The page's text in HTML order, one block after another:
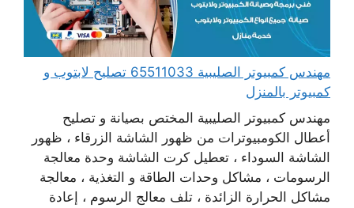
مهندس كمبيوتر الصليبية 65511033 تصليح لابتوب و
كمبيوتر بالمنزل
مهندس كمبيوتر الصليبية المختص بصيانة و تصليح
أعطال الكومبيوترات من ظهور الشاشة الزرقاء ، ظهور
الشاشة السوداء ، تعطيل كرت الشاشة وحدة معالجة
الرسومات ، مشاكل وحدات الطاقة و التغذية ، معالجة
مشاكل الحرارة الزائدة ، تلف معالج الرسوم ، إعادة